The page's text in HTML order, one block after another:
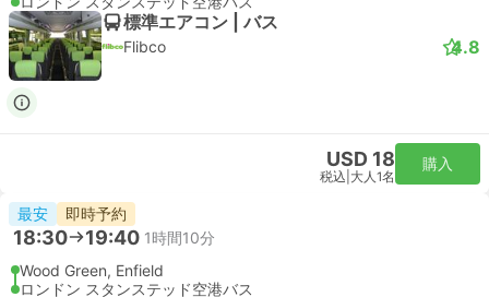
Stansted Expressが運営する列車
05:40リバプールストリート駅
この旅行は予約不可能です
Stansted Expressが運営する列車
06:40 リバプールストリート駅
この旅行は予約不可能です
Stansted Expressが運営する列車